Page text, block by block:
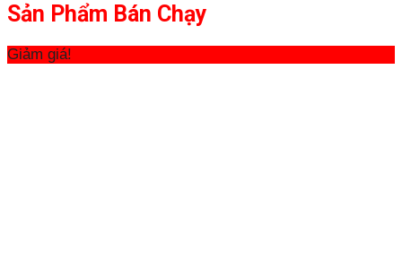
Sản Phẩm Bán Chạy
Giảm giá!